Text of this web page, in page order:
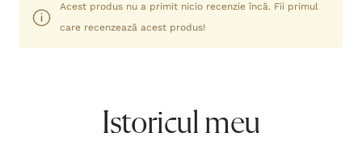
Acest produs nu a primit nicio recenzie încă. Fii primul
care recenzează acest produs!
Istoricul meu